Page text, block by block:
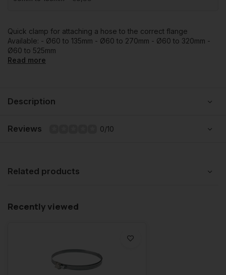
Quick clamp for attaching a hose to the correct flange
Available: - Ø60 to 135mm - Ø60 to 270mm - Ø60 to 320mm -
Ø60 to 525mm
Read more
Description
Reviews 0/10
Related products
Recently viewed